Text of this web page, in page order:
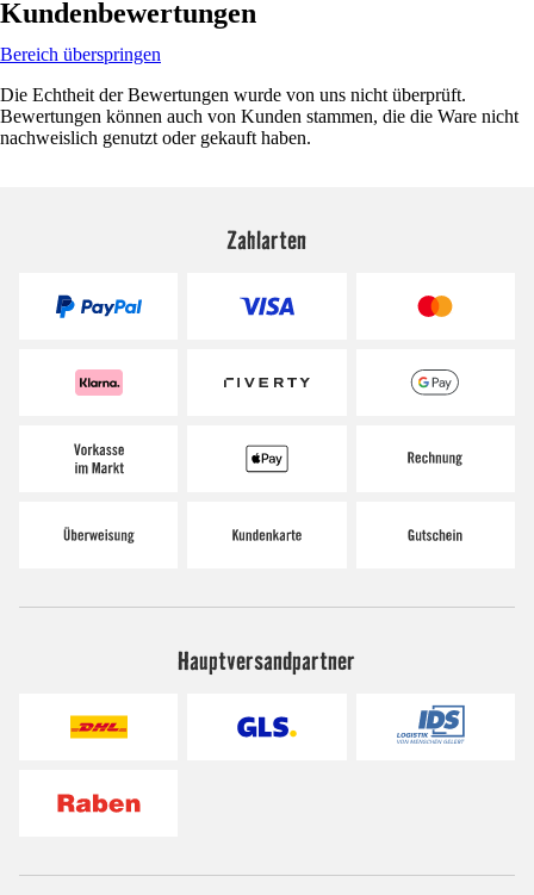
Kundenbewertungen
Bereich überspringen
Die Echtheit der Bewertungen wurde von uns nicht überprüft.
Bewertungen können auch von Kunden stammen, die die Ware nicht
nachweislich genutzt oder gekauft haben.
Zahlarten
Hauptversandpartner